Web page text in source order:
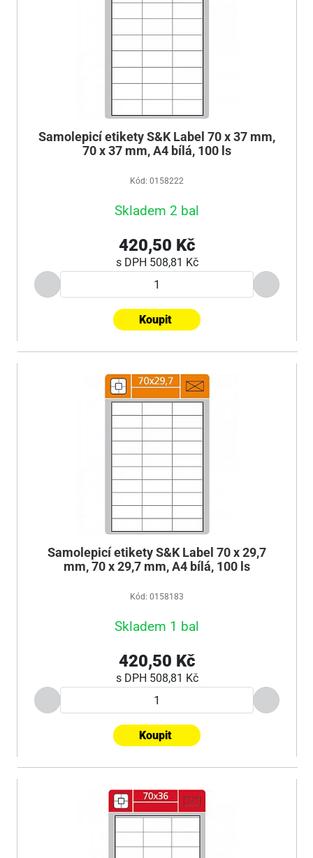
Samolepicí etikety S&K Label 70 x 37 mm,
70 x 37 mm, A4 bílá, 100 ls
Kód: 0158222
Skladem 2 bal
420,50 Kč
s DPH 508,81 Kč
Koupit
Samolepicí etikety S&K Label 70 x 29,7
mm, 70 x 29,7 mm, A4 bílá, 100 ls
Kód: 0158183
Skladem 1 bal
420,50 Kč
s DPH 508,81 Kč
Koupit